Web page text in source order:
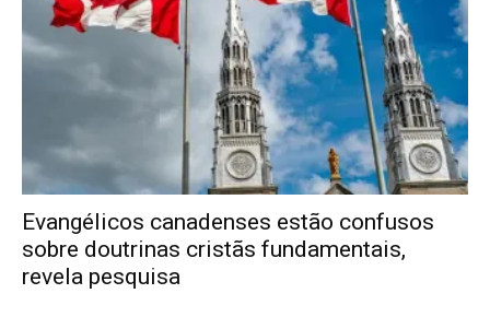
Evangélicos canadenses estão confusos
sobre doutrinas cristãs fundamentais,
revela pesquisa